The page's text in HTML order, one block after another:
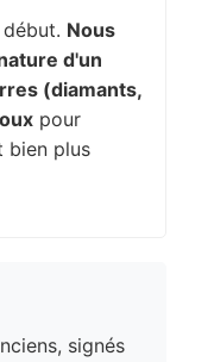
Nous
d'un
(diamants,
pour
bien plus
signés